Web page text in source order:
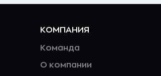
КОМПАНИЯ
Команда
О компании